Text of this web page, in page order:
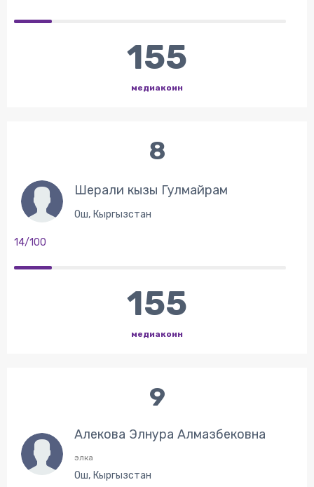
155
медиакоин
8
Шерали кызы Гулмайрам
Ош, Кыргызстан
14/100
155
медиакоин
9
Алекова Элнура Алмазбековна
элка
Ош, Кыргызстан